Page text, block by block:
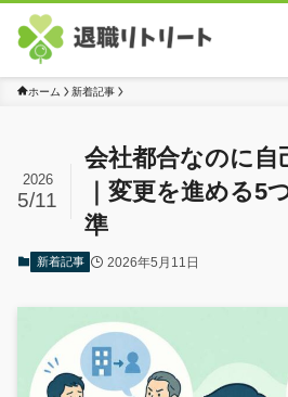
ホーム 新着記事
会社都合なのに自
｜変更を進める5
準
2026
5/11
新着記事 2026年5月11日